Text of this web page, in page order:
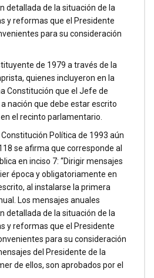
detallada de la situación de la
y reformas que el Presidente
para su consideración
de 1979 a través de la
quienes incluyeron en la
Constitución que el Jefe de
nación que debe estar escrito
el recinto parlamentario.
Política de 1993 aún
se afirma que corresponde al
en inciso 7: “Dirigir mensajes
época y obligatoriamente en
al instalarse la primera
Los mensajes anuales
detallada de la situación de la
y reformas que el Presidente
para su consideración
del Presidente de la
de ellos, son aprobados por el